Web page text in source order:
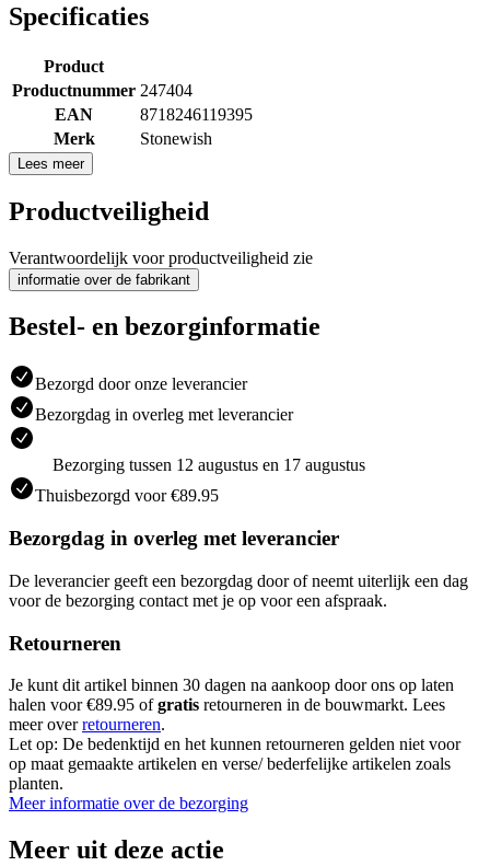
Specificaties
Product
Productnummer 247404
EAN
8718246119395
Merk
Stonewish
Lees meer
Productveiligheid
Verantwoordelijk voor productveiligheid zie
informatie over de fabrikant
Bestel- en bezorginformatie
Bezorgd door onze leverancier
Bezorgdag in overleg met leverancier
Bezorging tussen 12 augustus en 17 augustus
Thuisbezorgd voor €89.95
Bezorgdag in overleg met leverancier
De leverancier geeft een bezorgdag door of neemt uiterlijk een dag
voor de bezorging contact met je op voor een afspraak.
Retourneren
Je kunt dit artikel binnen 30 dagen na aankoop door ons op laten
halen voor €89.95 ofgratis retourneren in de bouwmarkt. Lees
meer overretourneren.
Let op: De bedenktijd en het kunnen retourneren gelden niet voor
op maat gemaakte artikelen en verse/ bederfelijke artikelen zoals
planten.
Meer informatie over de bezorging
Meer uit deze actie